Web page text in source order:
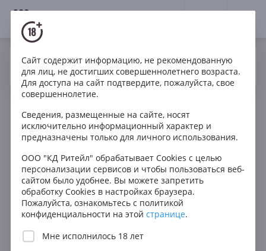
18+
Ваш город Москва ? Да
Вино Красное Сухое
Италия
Corte Balda Nero di Troia Puglia IGP
Сайт содержит информацию, не рекомендованную
для лиц, не достигших совершеннолетнего возраста.
Для доступа на сайт подтвердите, пожалуйста, свое
совершеннолетие.
Сведения, размещенные на сайте, носят
исключительно информационный характер и
предназначены только для личного использования.
ООО "КД Ритейл" обрабатывает Cookies с целью
персонализации сервисов и чтобы пользоваться веб-
сайтом было удобнее. Вы можете запретить
обработку Cookies в настройках браузера.
Пожалуйста, ознакомьтесь с политикой
конфиденциальности на этой странице.
Мне исполнилось 18 лет